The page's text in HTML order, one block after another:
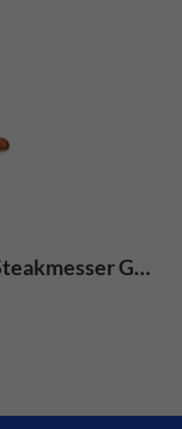
H.Herder 4er Set Zubereitungs-/Steakmesser Groß Olivenholz mit Wellenschliff – rostfrei